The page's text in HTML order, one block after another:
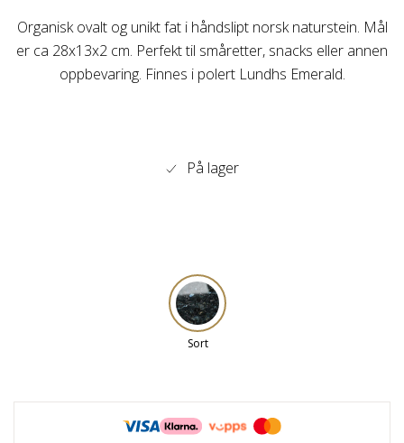
Organisk ovalt og unikt fat i håndslipt norsk naturstein. Mål
er ca 28x13x2 cm. Perfekt til småretter, snacks eller annen
oppbevaring. Finnes i polert Lundhs Emerald.
Sort
På lager